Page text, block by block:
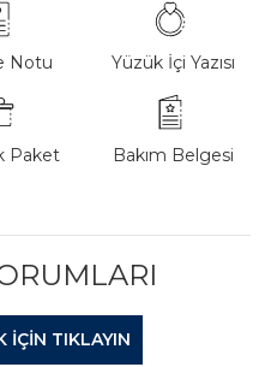
Notu Yüzük İçi Yazısı
Paket Bakım Belgesi
IÇIN TIKLAYIN